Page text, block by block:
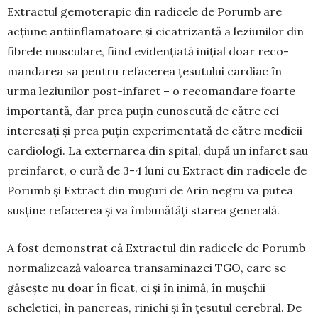
Extractul gemoterapic din radicele de Po­rumb are
acțiune antiinflamatoare și cicatrizantă a leziunilor din
fibrele mus­culare, fiind eviden­țiată inițial doar reco­
mandarea sa pentru refa­cerea țesutului cardiac în
urma leziunilor post-infarct – o recomandare foarte
importantă, dar prea puțin cunoscută de către cei
interesați și prea puțin experimentată de către medicii
cardiologi. La externarea din spital, după un infarct sau
preinfarct, o cură de 3-4 luni cu Extract din radicele de
Porumb și Extract din muguri de Arin negru va putea
susține refacerea și va îmbunătăți starea generală.
A fost demonstrat că Extractul din ra­dicele de Porumb
normalizează valoarea transaminazei TGO, care se
găsește nu doar în ficat, ci și în inimă, în mușchii
scheletici, în pancreas, rinichi și în țesutul cerebral. De